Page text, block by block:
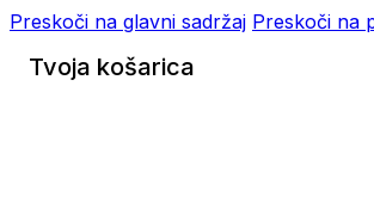
Preskoči na glavni sadržaj Preskoči na
Tvoja košarica